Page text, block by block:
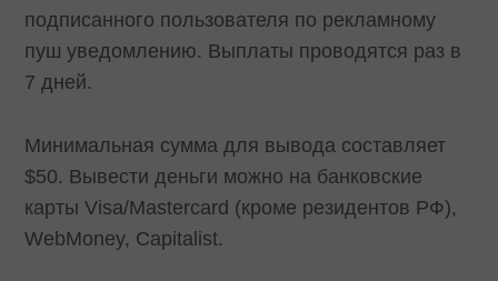
подписанного пользователя по рекламному
пуш уведомлению. Выплаты проводятся раз в
7 дней.
Минимальная сумма для вывода составляет
$50. Вывести деньги можно на банковские
карты Visa/Mastercard (кроме резидентов РФ),
WebMoney, Capitalist.